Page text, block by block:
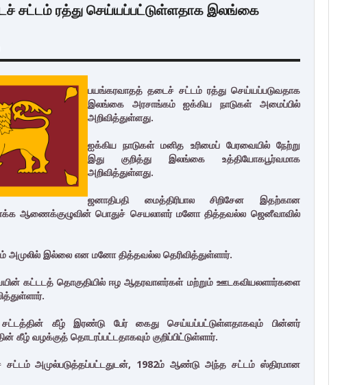
சட்டம் ரத்து செய்யப்பட்டுள்ளதாக இலங்கை
பயங்கரவாதத் தடைச் சட்டம் ரத்து செய்யப்படுவதாக
இலங்கை அரசாங்கம் ஐக்கிய நாடுகள் அமைப்பில்
அறிவித்துள்ளது.
ஐக்கிய நாடுகள் மனித உரிமைப் பேரவையில் நேற்று
இது குறித்து இலங்கை உத்தியோகபூர்வமாக
அறிவித்துள்ளது.
ஜனாதிபதி மைத்திரிபால சிறிசேன இதற்கான
ஆணைக்குழுவின் பொதுச் செயலாளர் மனோ தித்தவல்ல ஜெனீவாவில்
அமுலில் இல்லை என மனோ தித்தவல்ல தெரிவித்துள்ளார்.
கட்டடத் தொகுதியில் ஈழ ஆதரவாளர்கள் மற்றும் ஊடகவியலளார்களை
கீழ் இரண்டு பேர் கைது செய்யப்பட்டுள்ளதாகவும் பின்னர்
கீழ் வழக்குத் தொடரப்பட்டதாகவும் குறிப்பிட்டுள்ளார்.
அமுல்படுத்தப்பட்டதுடன், 1982ம் ஆண்டு அந்த சட்டம் ஸ்திரமான